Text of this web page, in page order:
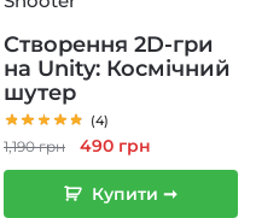
Створення 2D-гри
на Unity: Космічний
шутер
(4)
1,190грн
Оригінальна
ціна:
1,190 грн.
490 грн
ціна:
490 грн.
Купити ➞